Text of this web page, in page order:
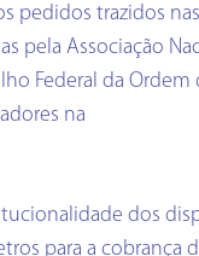
pedidos trazidos
pela Associação
Federal da
na
dos
para a cobrança